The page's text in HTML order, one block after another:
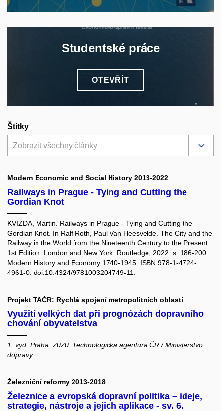
Studentské práce
OTEVŘÍT
Štítky
Zobrazit všechny články
Modern Economic and Social History 2013-2022
Railways in Prague - Tying and Cutting the
Gordian Knot
KVIZDA, Martin. Railways in Prague - Tying and Cutting the
Gordian Knot. In Ralf Roth, Paul Van Heesvelde. The City and the
Railway in the World from the Nineteenth Century to the Present.
1st Edition. London and New York: Routledge, 2022. s. 186-200.
Modern History and Economy 1740-1945. ISBN 978-1-4724-
4961-0. doi:10.4324/9781003204749-11.
Projekt TAČR: Rychlá spojení metropolitních oblastí
Využití velkých dat při prognózách dopravního
chování obyvatelstva
1. vyd. Praha: 2020. Technologická agentura ČR / Ministerstvo
dopravy
Železniční reformy 2013-2018
Železnice a evropská dopravní politika – ideje,
strategie, nástroje a jejich aplikace - sv. 6.